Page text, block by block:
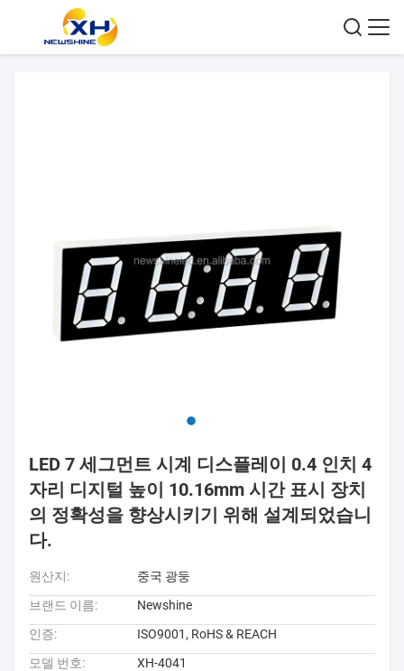
LED 7 세그먼트 시계 디스플레이 0.4 인치 4
자리 디지털 높이 10.16mm 시간 표시 장치
의 정확성을 향상시키기 위해 설계되었습니
다.
원산지:
중국 광둥
브랜드 이름:
Newshine
인증:
ISO9001, RoHS & REACH
모델 번호:
XH-4041